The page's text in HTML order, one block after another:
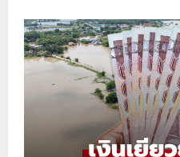
จ่อ
โอน
เงิน
เยียวยา
น้ำ
ท่วม
9,000
รอบ
เก็บตก
เช็
กด่
วน